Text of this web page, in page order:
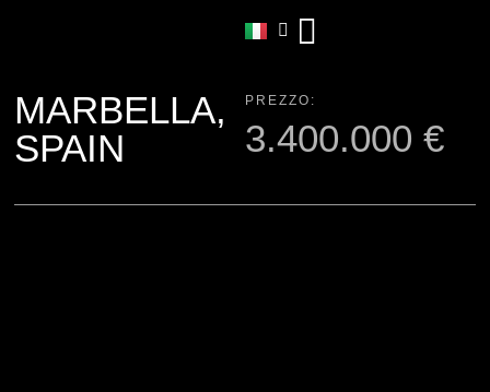
MARBELLA,
SPAIN
PREZZO:
3.400.000 €